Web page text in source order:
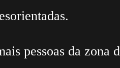
pessoas da zona